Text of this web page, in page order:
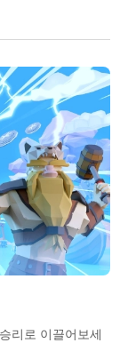
리로 이끌어보세